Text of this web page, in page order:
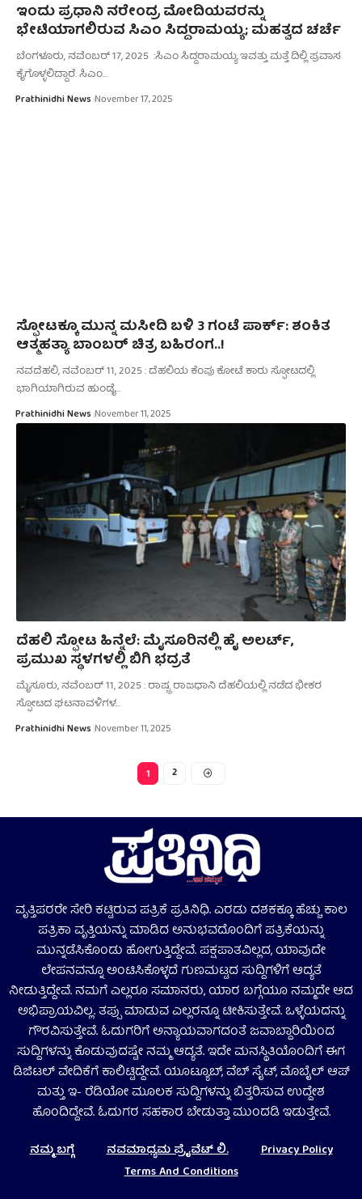
ಇಂದು ಪ್ರಧಾನಿ ನರೇಂದ್ರ ಮೋದಿಯವರನ್ನು
ಭೇಟಿಯಾಗಲಿರುವ ಸಿಎಂ ಸಿದ್ದರಾಮಯ್ಯ; ಮಹತ್ವದ ಚರ್ಚೆ
ಬೆಂಗಳೂರು, ನವೆಂಬರ್‌ 17, 2025 :ಸಿಎಂ ಸಿದ್ದರಾಮಯ್ಯ ಇವತ್ತು ಮತ್ತೆ ದಿಲ್ಲಿ ಪ್ರವಾಸ
ಕೈಗೊಳ್ಳಲಿದ್ದಾರೆ. ಸಿಎಂ…
Prathinidhi News November 17, 2025
ಸ್ಫೋಟಕ್ಕೂ ಮುನ್ನ ಮಸೀದಿ ಬಳಿ 3 ಗಂಟೆ ಪಾರ್ಕ್‌: ಶಂಕಿತ
ಆತ್ಮಹತ್ಯಾ ಬಾಂಬರ್ ಚಿತ್ರ ಬಹಿರಂಗ..!
ನವದೆಹಲಿ, ನವೆಂಬರ್‌ 11, 2025 : ದೆಹಲಿಯ ಕೆಂಪು ಕೋಟೆ ಕಾರು ಸ್ಫೋಟದಲ್ಲಿ
ಭಾಗಿಯಾಗಿರುವ ಹುಂಡೈ…
Prathinidhi News November 11, 2025
ದೆಹಲಿ ಸ್ಫೋಟ ಹಿನ್ನೆಲೆ: ಮೈಸೂರಿನಲ್ಲಿ ಹೈ ಅಲರ್ಟ್,
ಪ್ರಮುಖ ಸ್ಥಳಗಳಲ್ಲಿ ಬಿಗಿ ಭದ್ರತೆ
ಮೈಸೂರು, ನವೆಂಬರ್‌ 11, 2025 : ರಾಷ್ಟ್ರ ರಾಜಧಾನಿ ದೆಹಲಿಯಲ್ಲಿ ನಡೆದ ಭೀಕರ
ಸ್ಫೋಟದ ಘಟನಾವಳಿಗಳ…
Prathinidhi News November 11, 2025
1 2
ವೃತ್ತಿಪರರೇ ಸೇರಿ ಕಟ್ಟಿರುವ ಪತ್ರಿಕೆ ಪ್ರತಿನಿಧಿ. ಎರಡು ದಶಕಕ್ಕೂ ಹೆಚ್ಚು ಕಾಲ
ಪತ್ರಿಕಾ ವೃತ್ತಿಯನ್ನು ಮಾಡಿದ ಅನುಭವದೊಂದಿಗೆ ಪತ್ರಿಕೆಯನ್ನು
ಮುನ್ನಡೆಸಿಕೊಂಡು ಹೋಗುತ್ತಿದ್ದೇವೆ. ಪಕ್ಷಪಾತವಿಲ್ಲದ, ಯಾವುದೇ
ಲೇಪನವನ್ನೂ ಅಂಟಿಸಿಕೊಳ್ಳದೆ ಗುಣಮಟ್ಟದ ಸುದ್ದಿಗಳಿಗೆ ಆದ್ಯತೆ
ನೀಡುತ್ತಿದ್ದೇವೆ. ನಮಗೆ ಎಲ್ಲರೂ ಸಮಾನರು, ಯಾರ ಬಗ್ಗೆಯೂ ನಮ್ಮದೇ ಆದ
ಅಭಿಪ್ರಾಯವಿಲ್ಲ. ತಪ್ಪು ಮಾಡುವ ಎಲ್ಲರನ್ನೂ ಟೀಕಿಸುತ್ತೇವೆ. ಒಳ್ಳೆಯದನ್ನು
ಗೌರವಿಸುತ್ತೇವೆ. ಓದುಗರಿಗೆ ಅನ್ಯಾಯವಾಗದಂತೆ ಜವಾಬ್ದಾರಿಯಿಂದ
ಸುದ್ದಿಗಳನ್ನು ಕೊಡುವುದಷ್ಟೇ ನಮ್ಮ ಆದ್ಯತೆ. ಇದೇ ಮನಸ್ಥಿತಿಯೊಂದಿಗೆ ಈಗ
ಡಿಜಿಟಲ್‌ ವೇದಿಕೆಗೆ ಕಾಲಿಟ್ಟಿದ್ದೇವೆ. ಯೂಟ್ಯೂಬ್‌, ವೆಬ್ ಸೈಟ್‌, ಮೊಬೈಲ್‌ ಆಪ್‌
ಮತ್ತು ಇ- ರೆಡಿಯೋ ಮೂಲಕ ಸುದ್ದಿಗಳನ್ನು ಬಿತ್ತರಿಸುವ ಉದ್ದೇಶ
ಹೊಂದಿದ್ದೇವೆ. ಓದುಗರ ಸಹಕಾರ ಬೇಡುತ್ತಾ ಮುಂದಡಿ ಇಡುತ್ತೇವೆ.
ನಮ್ಮ ಬಗ್ಗೆ ನವಮಾಧ್ಯಮ ಪ್ರೈವೆಟ್‌ ಲಿ.
Privacy Policy
Terms And Conditions